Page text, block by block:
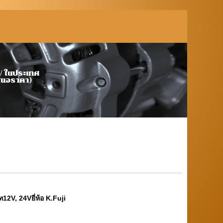
เข้า โรงงานต่างประเทศ / ในประเทศ
อราคา)
12V, 24Vยี่ห้อ K.Fuji